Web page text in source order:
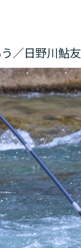
／日野川鮎